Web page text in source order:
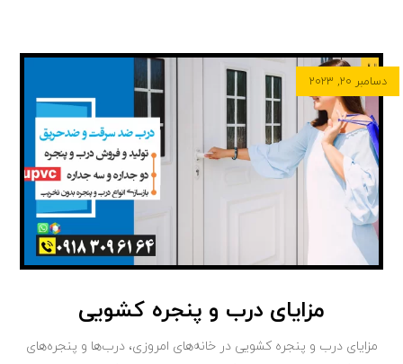
مزایای درب و پنجره کشویی
دسامبر ۲۰, ۲۰۲۳
مزایای درب و پنجره کشویی در خانه‌های امروزی، درب‌ها و پنجره‌های